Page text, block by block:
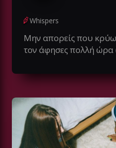
Whispers
Μην απορείς που
τον άφησες πολλή ώρα